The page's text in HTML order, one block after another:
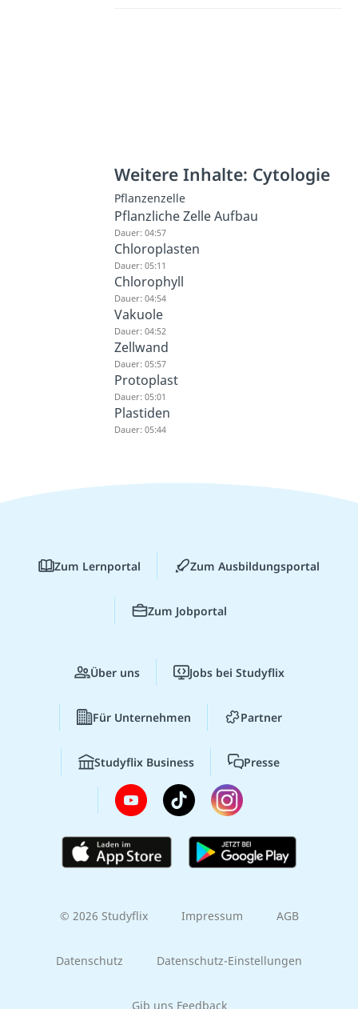
Weitere Inhalte: Cytologie
Pflanzenzelle
Pflanzliche Zelle Aufbau
Dauer: 04:57
Chloroplasten
Dauer: 05:11
Chlorophyll
Dauer: 04:54
Vakuole
Dauer: 04:52
Zellwand
Dauer: 05:57
Protoplast
Dauer: 05:01
Plastiden
Dauer: 05:44
Zum Lernportal Zum Ausbildungsportal
Zum Jobportal
Über uns Jobs bei Studyflix
Für Unternehmen Partner
Studyflix Business Presse
© 2026 Studyflix Impressum AGB
Datenschutz Datenschutz-Einstellungen
Gib uns Feedback